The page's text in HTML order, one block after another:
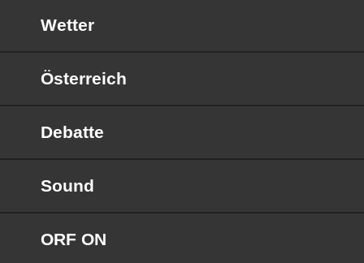
Wetter
Österreich
Debatte
Sound
ORF ON